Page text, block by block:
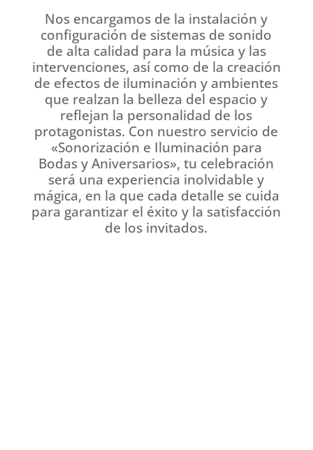
Nos encargamos de la instalación y
configuración de sistemas de sonido
de alta calidad para la música y las
intervenciones, así como de la creación
de efectos de iluminación y ambientes
que realzan la belleza del espacio y
reflejan la personalidad de los
protagonistas. Con nuestro servicio de
«Sonorización e Iluminación para
Bodas y Aniversarios», tu celebración
será una experiencia inolvidable y
mágica, en la que cada detalle se cuida
para garantizar el éxito y la satisfacción
de los invitados.